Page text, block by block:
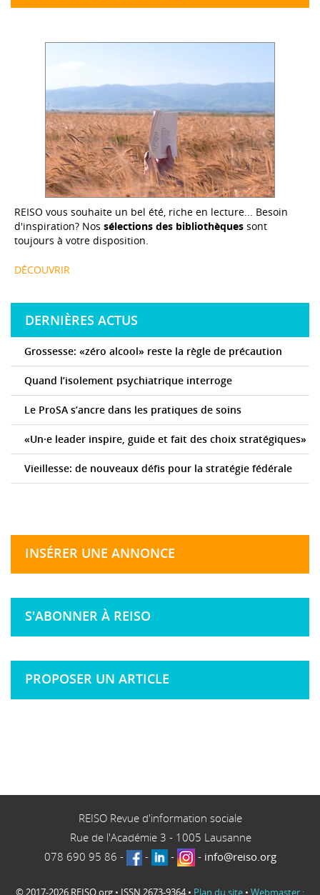
REISO vous souhaite un bel été, riche en lecture... Besoin
d'inspiration? Nos sélections des bibliothèques sont
toujours à votre disposition.
DÉCOUVRIR
DERNIÈRES ACTUS
Grossesse: «zéro alcool» reste la règle de précaution
Quand l’isolement psychiatrique interroge
Le ProSA s’ancre dans les pratiques de soins
«Un·e leader inspire, guide et fait des choix stratégiques»
Vieillesse: de nouveaux défis pour la stratégie fédérale
INSÉRER UNE ANNONCE
S'ABONNER À REISO
PROPOSER UN ARTICLE
REISO Revue d'information sociale
Rue de l'Académie 3 - 1005 Lausanne
078 690 95 86 - - - - info@reiso.org
© 2017-2026 REISO.org • ISSN 2673-9364 • Plan du site • Webmaster :